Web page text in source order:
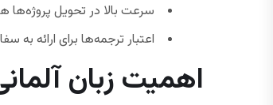
سرعت بالا در تحویل
اعتبار ترجمه‌ها برای ارائه به
اهمیت زبان